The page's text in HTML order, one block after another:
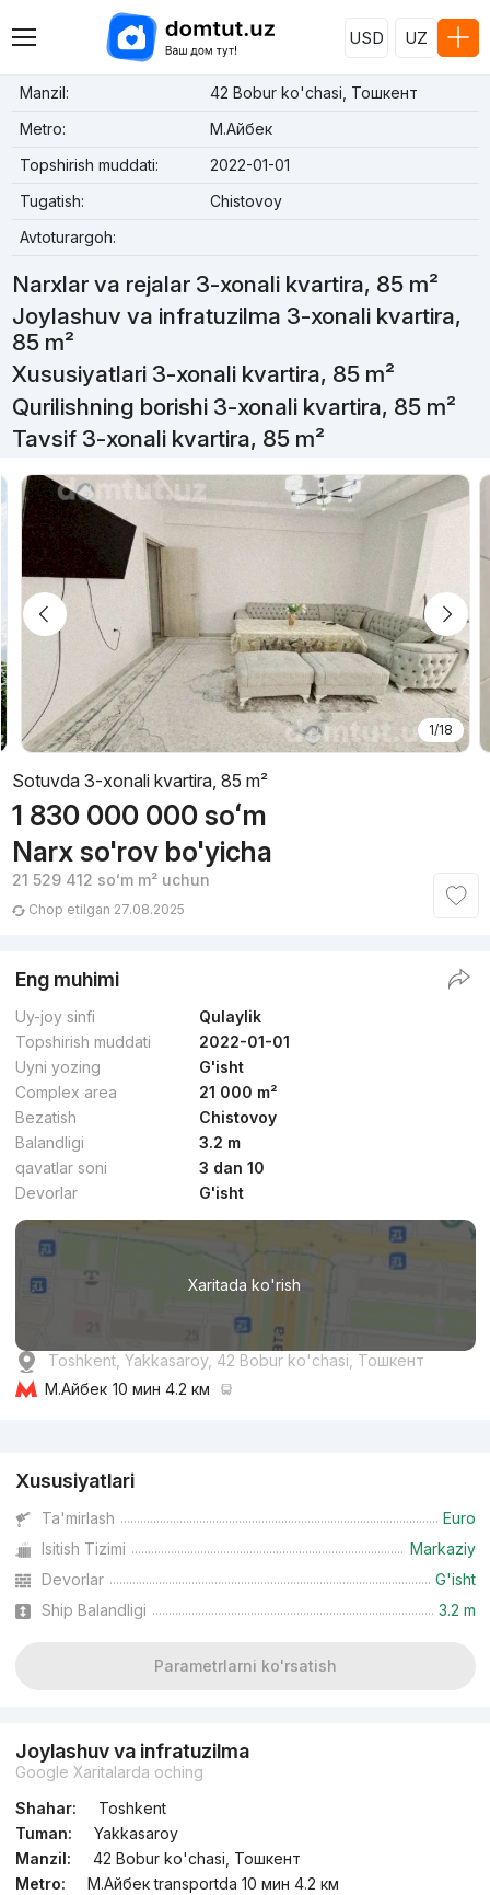
USD UZ
Manzil:
42 Bobur ko'chasi, Тошкент
Metro:
М.Айбек
Topshirish muddati:
2022-01-01
Tugatish:
Chistovoy
Avtoturargoh:
Narxlar va rejalar 3-xonali kvartira, 85 m²
Joylashuv va infratuzilma 3-xonali kvartira,
85 m²
Xususiyatlari 3-xonali kvartira, 85 m²
Qurilishning borishi 3-xonali kvartira, 85 m²
Tavsif 3-xonali kvartira, 85 m²
1/18
Sotuvda 3-xonali kvartira, 85 m²
1 830 000 000 soʻm
Narx so'rov bo'yicha
21 529 412 soʻmm² uchun
Chop etilgan 27.08.2025
Eng muhimi
Uy-joy sinfi
Qulaylik
Topshirish muddati
2022-01-01
Uyni yozing
G'isht
Complex area
21 000 m²
Bezatish
Chistovoy
Balandligi
3.2 m
qavatlar soni
3 dan 10
Devorlar
G'isht
Xaritada ko'rish
Toshkent, Yakkasaroy, 42 Bobur ko'chasi, Тошкент
М.Айбек 10 мин 4.2 км
Xususiyatlari
Ta'mirlash
Euro
Isitish Tizimi
Markaziy
Devorlar
G'isht
Ship Balandligi
3.2 m
Parametrlarni ko'rsatish
Joylashuv va infratuzilma
Google Xaritalarda oching
Shahar:
Toshkent
Tuman:
Yakkasaroy
Manzil:
42 Bobur ko'chasi, Тошкент
Metro:
М.Айбек transportda 10 мин 4.2 км